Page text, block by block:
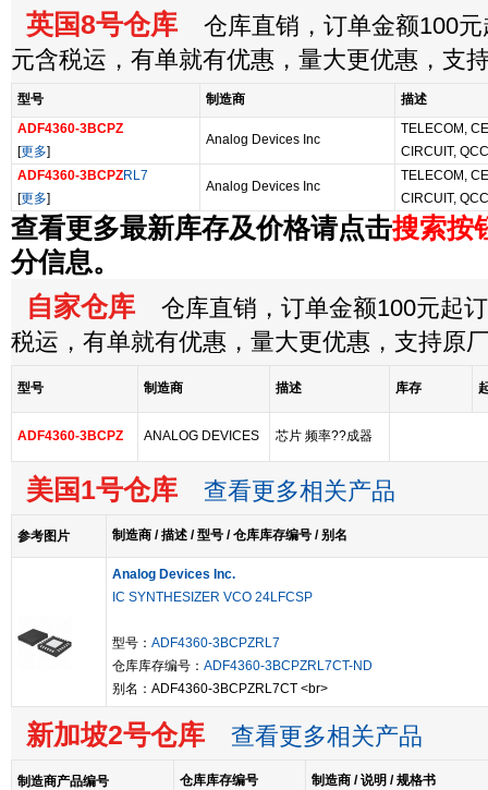
英国8号仓库 仓库直销，订单金额100元
元含税运，有单就有优惠，量大更优惠，支
型号 制造商
描述
ADF4360-3BCPZ
[更多]
Analog Devices Inc
TELECOM,
CIRCUIT,
ADF4360-3BCPZRL7
[更多]
Analog Devices Inc
TELECOM,
CIRCUIT,
查看更多最新库存及价格请点击搜索按
分信息。
自家仓库 仓库直销，订单金额100元起
税运，有单就有优惠，量大更优惠，支持原
型号 制造商 描述 库存
ADF4360-3BCPZ ANALOG DEVICES 芯片 频率??成器
美国1号仓库 查看更多相关产品
参考图片 制造商 / 描述 / 型号 / 仓库库存编号 / 别名
Analog Devices Inc.
IC SYNTHESIZER VCO 24LFCSP
型号： ADF4360-3BCPZRL7
仓库库存编号： ADF4360-3BCPZRL7CT-ND
别名：ADF4360-3BCPZRL7CT <br>
新加坡2号仓库 查看更多相关产品
制造商产品编号 仓库库存编号 制造商 / 说明 / 规格书